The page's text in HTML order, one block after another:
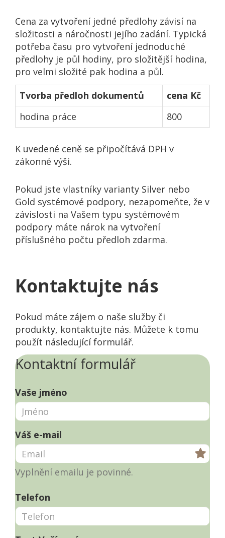
Cena za vytvoření jedné předlohy závisí na
složitosti a náročnosti jejího zadání. Typická
potřeba času pro vytvoření jednoduché
předlohy je půl hodiny, pro složitější hodina,
pro velmi složité pak hodina a půl.
Tvorba předloh dokumentů
cena Kč
hodina práce
800
K uvedené ceně se připočítává DPH v
zákonné výši.
Pokud jste vlastníky varianty Silver nebo
Gold systémové podpory, nezapomeňte, že v
závislosti na Vašem typu systémovém
podpory máte nárok na vytvoření
příslušného počtu předloh zdarma.
Kontaktujte nás
Pokud máte zájem o naše služby či
produkty, kontaktujte nás. Můžete k tomu
použít následující formulář.
Kontaktní formulář
Vaše jméno
Váš e-mail
Vyplnění emailu je povinné.
Telefon